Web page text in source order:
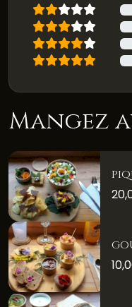
Mangez